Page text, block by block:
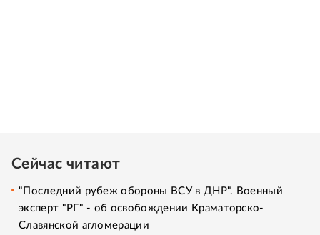
Сейчас читают
"Последний рубеж обороны ВСУ в ДНР". Военный
эксперт "РГ" - об освобождении Краматорско-
Славянской агломерации